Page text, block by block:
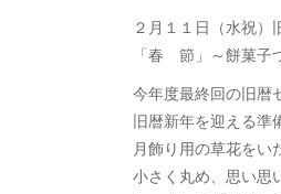
２月１１日（水祝）
「春 節」～餅菓子
今年度最終回の旧暦
旧暦新年を迎える
月飾り用の草花をい
小さく丸め、思い思